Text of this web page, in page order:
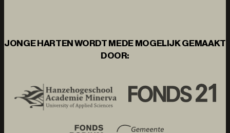
JONGE HARTEN WORDT MEDE MOGELIJK GEMAAKT
DOOR: